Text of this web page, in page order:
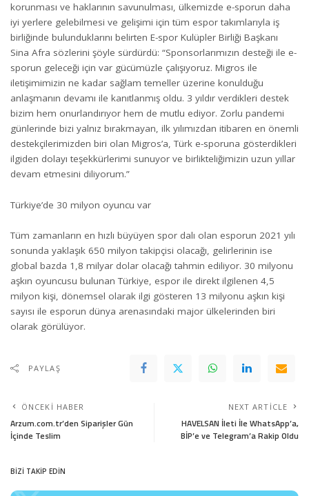
korunması ve haklarının savunulması, ülkemizde e-sporun daha
iyi yerlere gelebilmesi ve gelişimi için tüm espor takımlarıyla iş
birliğinde bulunduklarını belirten E-spor Kulüpler Birliği Başkanı
Sina Afra sözlerini şöyle sürdürdü: “Sponsorlarımızın desteği ile e-
sporun geleceği için var gücümüzle çalışıyoruz. Migros ile
iletişimimizin ne kadar sağlam temeller üzerine konulduğu
anlaşmanın devamı ile kanıtlanmış oldu. 3 yıldır verdikleri destek
bizim hem onurlandırıyor hem de mutlu ediyor. Zorlu pandemi
günlerinde bizi yalnız bırakmayan, ilk yılımızdan itibaren en önemli
destekçilerimizden biri olan Migros’a, Türk e-sporuna gösterdikleri
ilgiden dolayı teşekkürlerimi sunuyor ve birlikteliğimizin uzun yıllar
devam etmesini diliyorum.”
Türkiye’de 30 milyon oyuncu var
Tüm zamanların en hızlı büyüyen spor dalı olan esporun 2021 yılı
sonunda yaklaşık 650 milyon takipçisi olacağı, gelirlerinin ise
global bazda 1,8 milyar dolar olacağı tahmin ediliyor. 30 milyonu
aşkın oyuncusu bulunan Türkiye, espor ile direkt ilgilenen 4,5
milyon kişi, dönemsel olarak ilgi gösteren 13 milyonu aşkın kişi
sayısı ile esporun dünya arenasındaki major ülkelerinden biri
olarak görülüyor.
PAYLAŞ
ÖNCEKI HABER
Arzum.com.tr’den Siparişler Gün
İçinde Teslim
NEXT ARTICLE
HAVELSAN İleti İle WhatsApp’a,
BİP’e ve Telegram’a Rakip Oldu
BİZİ TAKİP EDİN